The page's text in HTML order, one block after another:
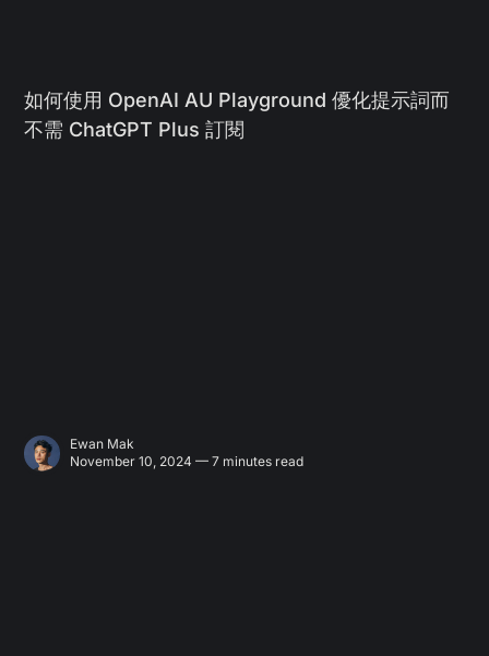
如何使用 OpenAI AU Playground 優化提示詞而
不需 ChatGPT Plus 訂閱
Ewan Mak
November 10, 2024 — 7 minutes read